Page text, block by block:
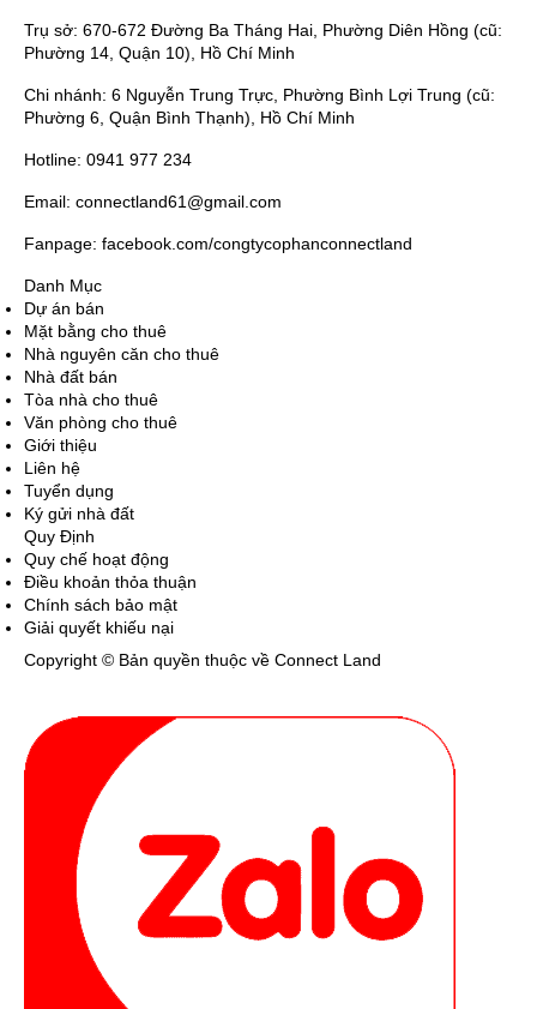
Trụ sở: 670-672 Đường Ba Tháng Hai, Phường Diên Hồng (cũ:
Phường 14, Quận 10), Hồ Chí Minh
Chi nhánh: 6 Nguyễn Trung Trực, Phường Bình Lợi Trung (cũ:
Phường 6, Quận Bình Thạnh), Hồ Chí Minh
Hotline: 0941 977 234
Email: connectland61@gmail.com
Fanpage: facebook.com/congtycophanconnectland
Danh Mục
Dự án bán
Mặt bằng cho thuê
Nhà nguyên căn cho thuê
Nhà đất bán
Tòa nhà cho thuê
Văn phòng cho thuê
Giới thiệu
Liên hệ
Tuyển dụng
Ký gửi nhà đất
Quy Định
Quy chế hoạt động
Điều khoản thỏa thuận
Chính sách bảo mật
Giải quyết khiếu nại
Copyright © Bản quyền thuộc về Connect Land